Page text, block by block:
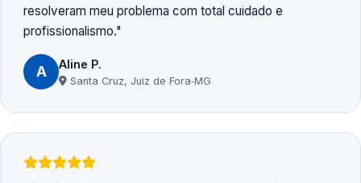
resolveram meu problema com total cuidado e
profissionalismo.
A Aline P.
Santa Cruz, Juiz de Fora‑MG